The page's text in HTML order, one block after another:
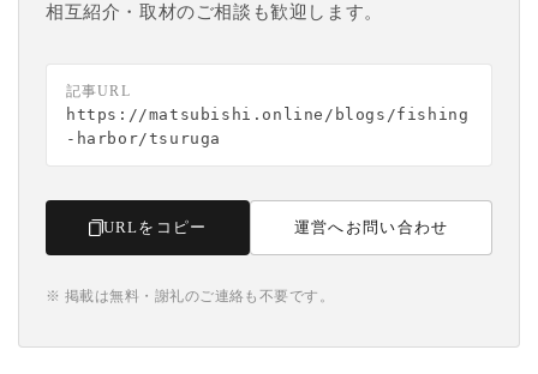
相互紹介・取材のご相談も歓迎します。
記事URL
https://matsubishi.online/blogs/fishing
-harbor/tsuruga
URLをコピー 運営へお問い合わせ
※ 掲載は無料・謝礼のご連絡も不要です。